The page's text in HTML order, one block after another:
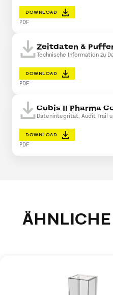
DOWNLOAD
PDF
Zeitdaten &
Technische Information zu
DOWNLOAD
PDF
Cubis II Pharma
Datenintegrität, Audit Trail
DOWNLOAD
PDF